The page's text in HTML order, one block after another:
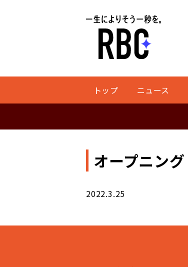
トップ ニュース
オープニング
2022.3.25